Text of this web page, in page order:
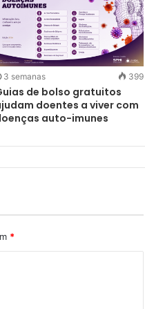
3 semanas 399
de bolso gratuitos
doentes a viver com
auto-imunes
*